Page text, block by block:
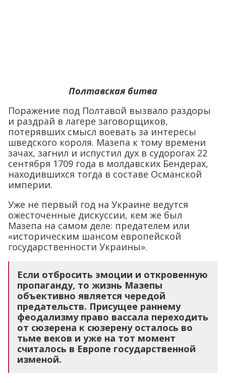
Полтавская битва
Поражение под Полтавой вызвало раздоры
и раздрай в лагере заговорщиков,
потерявших смысл воевать за интересы
шведского короля. Мазепа к тому времени
зачах, загнил и испустил дух в судорогах 22
сентября 1709 года в молдавских Бендерах,
находившихся тогда в составе Османской
империи.
Уже не первый год на Украине ведутся
ожесточенные дискуссии, кем же был
Мазепа на самом деле: предателем или
«историческим шансом европейской
государственности Украины».
Если отбросить эмоции и откровенную
пропаганду, то жизнь Мазепы
объективно является чередой
предательств. Присущее раннему
феодализму право вассала переходить
от сюзерена к сюзерену осталось во
тьме веков и уже на тот момент
считалось в Европе государственной
изменой.